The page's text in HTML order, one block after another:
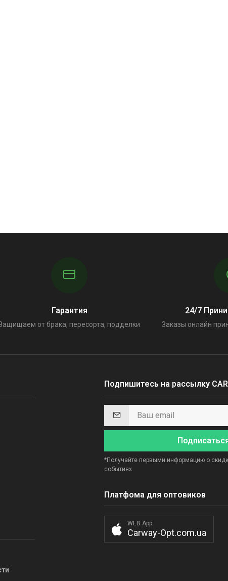
Гарантия
от брака, пересорта, подделки
24/7
Заказы онлайн
Подпишитесь на рассылку
*Получайте первыми информацию о
событиях.
Платфома для оптовиков
WEB App
Carway-Opt.com.ua